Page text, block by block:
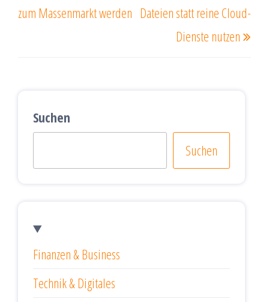
zum Massenmarkt werden Dateien statt reine Cloud-
Dienste nutzen
Suchen
Suchen
Finanzen & Business
Technik & Digitales